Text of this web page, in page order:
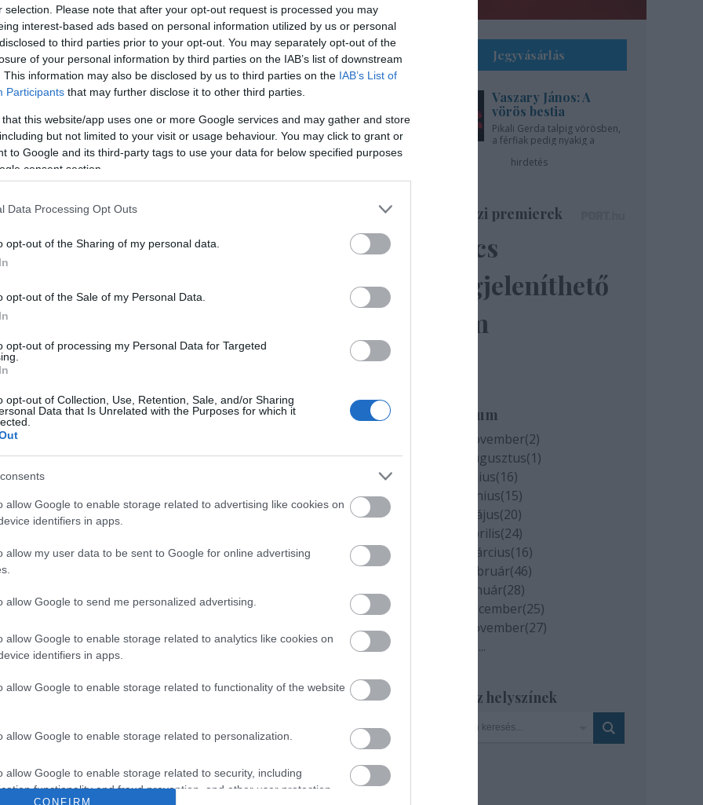
selection. Please note that after your opt-out request is processed you may
interest-based ads based on personal information utilized by us or personal
to third parties prior to your opt-out. You may separately opt-out of the
of your personal information by third parties on the IAB’s list of downstream
This information may also be disclosed by us to third parties on the IAB’s List of
Participants that may further disclose it to other third parties.
that this website/app uses one or more Google services and may gather and store
but not limited to your visit or usage behaviour. You may click to grant or
to Google and its third-party tags to use your data for below specified purposes
consent section.
Data Processing Opt Outs
opt-out of the Sharing of my personal data.
opt-out of the Sale of my Personal Data.
opt-out of processing my Personal Data for Targeted
opt-out of Collection, Use, Retention, Sale, and/or Sharing
Data that Is Unrelated with the Purposes for which it
allow Google to enable storage related to advertising like cookies on
identifiers in apps.
allow my user data to be sent to Google for online advertising
allow Google to send me personalized advertising.
allow Google to enable storage related to analytics like cookies on
identifiers in apps.
allow Google to enable storage related to functionality of the website
allow Google to enable storage related to personalization.
allow Google to enable storage related to security, including
functionality and fraud prevention, and other user protection.
CONFIRM
a képre kattintva tekinthetőek meg!
változatot, amit az Örkény Stúdióban mutattak
nem az Örkényben lennék”
Jegyvásárlás
Vaszary János: A
vörös bestia
Pikali Gerda talpig vörösben,
a férfiak pedig nyakig a
hirdetés
Színházi premierek
Nincs
megjeleníthető
elem
Archívum
2020 november(2)
2020 augusztus(1)
2020 július(16)
2020 június(15)
2020 május(20)
2020 április(24)
2020 március(16)
2020 február(46)
2020 január(28)
2019 december(25)
2019 november(27)
...
Szinház helyszínek